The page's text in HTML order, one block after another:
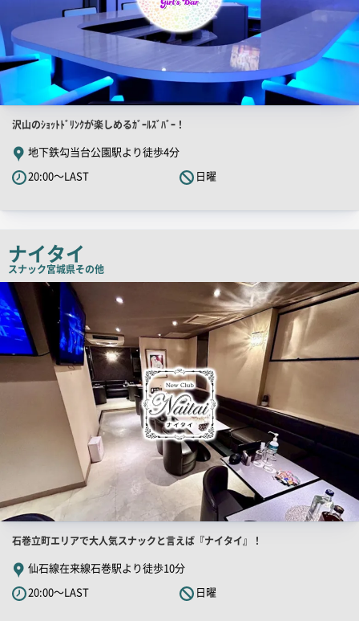
店
舗
PR
キ
コ
ピ
ー
沢山のｼｮｯﾄﾄﾞﾘﾝｸが楽しめるｶﾞｰﾙｽﾞﾊﾞｰ！
地下鉄勾当台公園駅より徒歩4分
20:00～LAST
日曜
ナイタイ
スナック宮城県その他
店
舗
PR
画
像
店
舗
PR
キ
石巻立町エリアで大人気スナックと言えば『ナイタイ』！
仙石線在来線石巻駅より徒歩10分
20:00～LAST
日曜